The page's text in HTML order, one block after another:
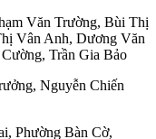
Văn Trường, Bùi Thị
Vân Anh, Dương Văn
, Trần Gia Bảo
, Nguyễn Chiến
Phường Bàn Cờ,